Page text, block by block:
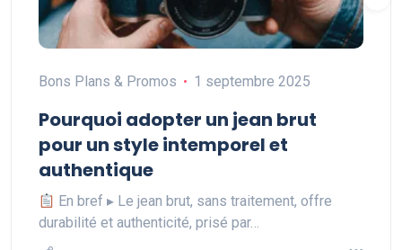
Bons Plans & Promos 1 septembre 2025
Pourquoi adopter un jean brut
pour un style intemporel et
authentique
En bref ▸ Le jean brut, sans traitement, offre
durabilité et authenticité, prisé par…